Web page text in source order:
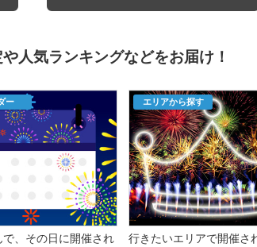
人気ランキングなどをお届け！
ー
で、その日に開催され
エリアから探す
行きたいエリアで開催さ